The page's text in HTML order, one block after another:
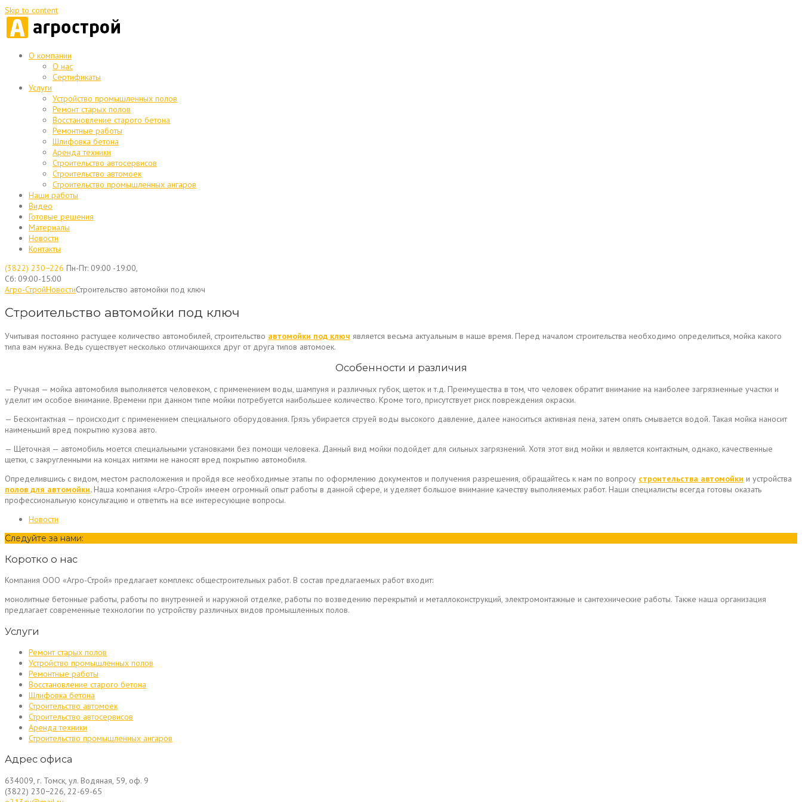
Skip to content
О компании
О нас
Сертификаты
Услуги
Устройство промышленных полов
Ремонт старых полов
Восстановление старого бетона
Ремонтные работы
Шлифовка бетона
Аренда техники
Строительство автосервисов
Строительство автомоек
Строительство промышленных ангаров
Наши работы
Видео
Готовые решения
Материалы
Новости
Контакты
(3822) 230−226 Пн-Пт: 09:00 -19:00,
Сб: 09:00-15:00
Агро-СтройНовостиСтроительство автомойки под ключ
Строительство автомойки под ключ
Учитывая постоянно растущее количество автомобилей, строительство автомойки под ключ является весьма актуальным в наше время. Перед началом строительства необходимо определиться, мойка какого
типа вам нужна. Ведь существует несколько отличающихся друг от друга типов автомоек.
Особенности и различия
— Ручная — мойка автомобиля выполняется человеком, с применением воды, шампуня и различных губок, щеток и т.д. Преимущества в том, что человек обратит внимание на наиболее загрязненные участки и
уделит им особое внимание. Времени при данном типе мойки потребуется наибольшее количество. Кроме того, присутствует риск повреждения окраски.
— Бесконтактная — происходит с применением специального оборудования. Грязь убирается струей воды высокого давление, далее наноситься активная пена, затем опять смывается водой. Такая мойка наносит
наименьший вред покрытию кузова авто.
— Щеточная — автомобиль моется специальными установками без помощи человека. Данный вид мойки подойдет для сильных загрязнений. Хотя этот вид мойки и является контактным, однако, качественные
щетки, с закругленными на концах нитями не наносят вред покрытию автомобиля.
Определившись с видом, местом расположения и пройдя все необходимые этапы по оформлению документов и получения разрешения, обращайтесь к нам по вопросу строительства автомойки и устройства
полов для автомойки.Наша компания «Агро-Строй» имеем огромный опыт работы в данной сфере, и уделяет большое внимание качеству выполняемых работ. Наши специалисты всегда готовы оказать
профессиональную консультацию и ответить на все интересующие вопросы.
Новости
Следуйте за нами:
Коротко о нас
Компания ООО «Агро-Строй» предлагает комплекс общестроительных работ. В состав предлагаемых работ входит:
монолитные бетонные работы, работы по внутренней и наружной отделке, работы по возведению перекрытий и металлоконструкций, электромонтажные и сантехнические работы. Также наша организация
предлагает современные технологии по устройству различных видов промышленных полов.
Услуги
Ремонт старых полов
Устройство промышленных полов
Ремонтные работы
Восстановление старого бетона
Шлифовка бетона
Строительство автомоек
Строительство автосервисов
Аренда техники
Строительство промышленных ангаров
Адрес офиса
634009, г. Томск, ул. Водяная, 59, оф. 9
(3822) 230−226, 22-69-65